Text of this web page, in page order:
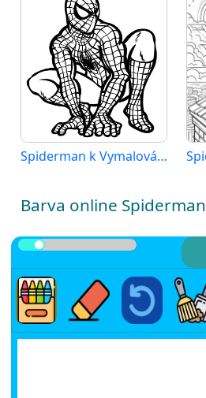
Spiderman k Vymalování
Barva online Spiderman